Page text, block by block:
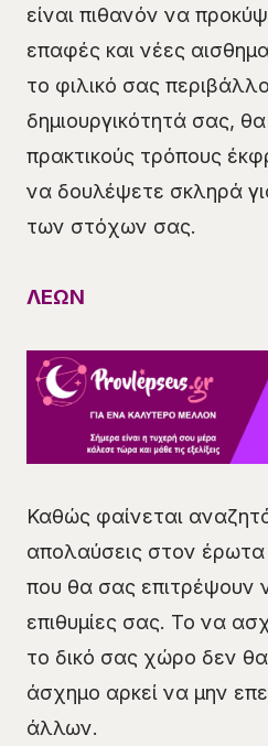
είναι πιθανόν να
επαφές και νέες
το φιλικό σας
δημιουργικότητά σας,
πρακτικούς τρόπους
να δουλέψετε σκληρά
των στόχων σας.
ΛΕΩΝ
Καθώς φαίνεται
απολαύσεις στον έρωτα
που θα σας επιτρέψουν
επιθυμίες σας. Το να
το δικό σας χώρο δεν
άσχημο αρκεί να μην
άλλων.